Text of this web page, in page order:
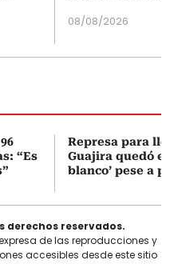
08/08/2026
“Es
Represa para
Guajira quedó en
blanco’ pese a
derechos reservados.
de las reproducciones y
accesibles desde este sitio